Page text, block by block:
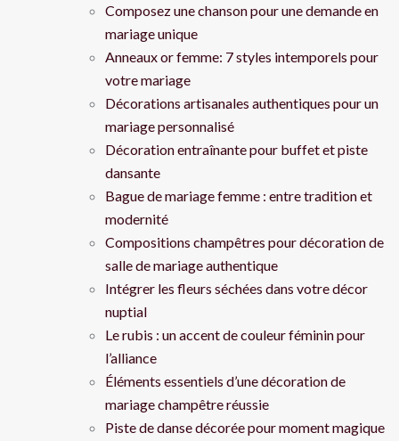
Composez une chanson pour une demande en
mariage unique
Anneaux or femme: 7 styles intemporels pour
votre mariage
Décorations artisanales authentiques pour un
mariage personnalisé
Décoration entraînante pour buffet et piste
dansante
Bague de mariage femme : entre tradition et
modernité
Compositions champêtres pour décoration de
salle de mariage authentique
Intégrer les fleurs séchées dans votre décor
nuptial
Le rubis : un accent de couleur féminin pour
l’alliance
Éléments essentiels d’une décoration de
mariage champêtre réussie
Piste de danse décorée pour moment magique